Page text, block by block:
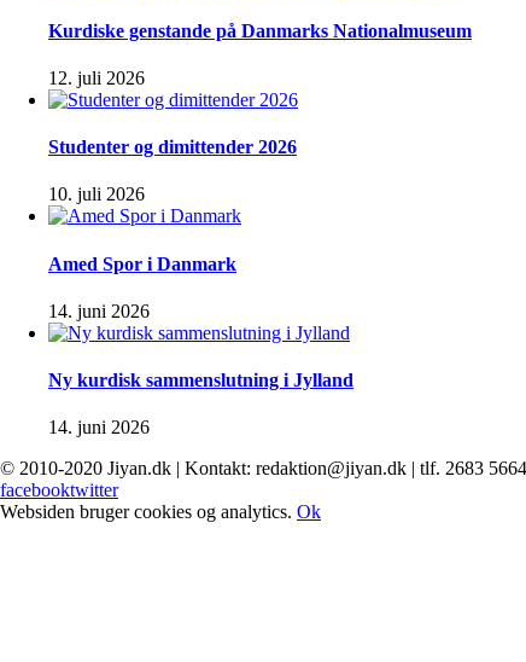
Kurdiske genstande på Danmarks Nationalmuseum
12. juli 2026
Studenter og dimittender 2026
10. juli 2026
Amed Spor i Danmark
14. juni 2026
Ny kurdisk sammenslutning i Jylland
14. juni 2026
© 2010-2020 Jiyan.dk | Kontakt: redaktion@jiyan.dk | tlf. 2683 5664
facebooktwitter
Websiden bruger cookies og analytics. Ok